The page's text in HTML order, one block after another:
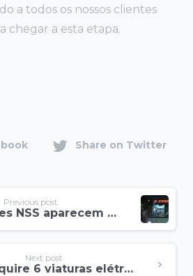
a todos os nossos clientes
chegar a esta etapa.
Share on Twitter
Previous post
Indicadores NSS aparecem em reportagem da RTP sobre a rede da madrugada STCP
Next post
TUB adquire 6 viaturas elétricas com Indicadores de Destino policromáticos NSS